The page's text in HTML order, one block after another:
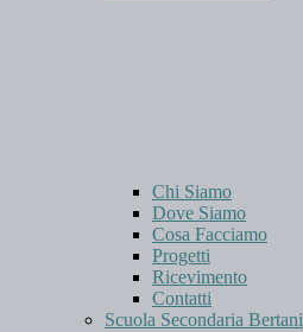
Chi Siamo
Dove Siamo
Cosa Facciamo
Progetti
Ricevimento
Contatti
Scuola Secondaria Bertani